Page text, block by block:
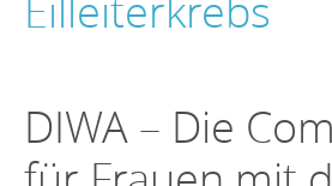
DIWA – Die